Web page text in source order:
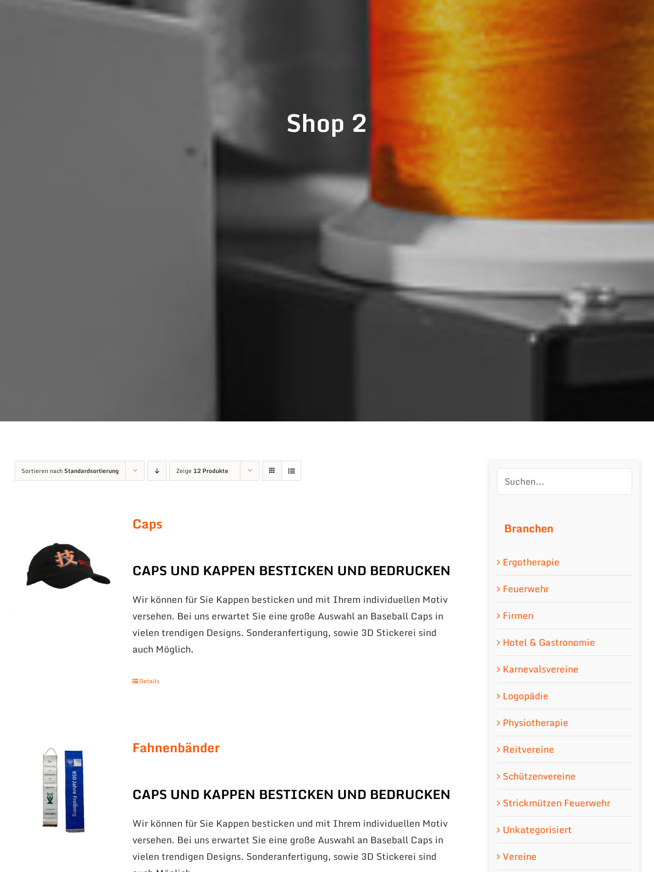
Shop 2
Sortieren nachStandardsortierung Zeige 12 Produkte
Caps
CAPS UND KAPPEN BESTICKEN UND BEDRUCKEN
Wir können für Sie Kappen besticken und mit Ihrem individuellen Motiv
versehen. Bei uns erwartet Sie eine große Auswahl an Baseball Caps in
vielen trendigen Designs. Sonderanfertigung, sowie 3D Stickerei sind
auch Möglich.
Details
Fahnenbänder
CAPS UND KAPPEN BESTICKEN UND BEDRUCKEN
Wir können für Sie Kappen besticken und mit Ihrem individuellen Motiv
versehen. Bei uns erwartet Sie eine große Auswahl an Baseball Caps in
vielen trendigen Designs. Sonderanfertigung, sowie 3D Stickerei sind
Branchen
Ergotherapie
Feuerwehr
Firmen
Hotel & Gastronomie
Karnevalsvereine
Logopädie
Physiotherapie
Reitvereine
Schützenvereine
Strickmützen Feuerwehr
Unkategorisiert
Vereine